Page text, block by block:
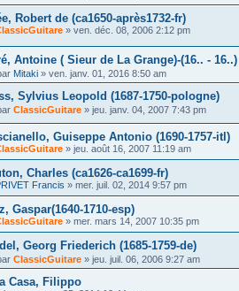
Robert de (ca1650-après1732-fr)
» ven. déc. 08, 2006 2:12 pm
Antoine ( Sieur de La Grange)-(16.. - 16..)
Mitaki » ven. janv. 01, 2016 8:50 am
Sylvius Leopold (1687-1750-pologne)
ClassicGuitare » jeu. janv. 04, 2007 7:43 pm
Guiseppe Antonio (1690-1757-itl)
» jeu. août 16, 2007 11:19 am
Charles (ca1626-ca1699-fr)
Francis » mer. juil. 02, 2014 9:57 pm
Gaspar(1640-1710-esp)
» mer. mars 14, 2007 10:35 pm
Georg Friederich (1685-1759-de)
ClassicGuitare » jeu. juil. 06, 2006 9:27 am
Casa, Filippo